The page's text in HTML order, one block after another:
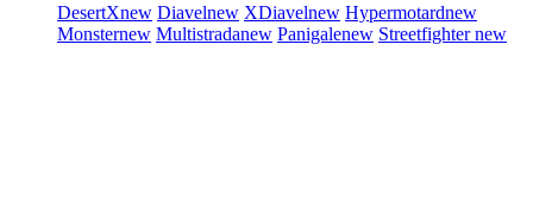
DesertXnew Diavelnew XDiavelnew Hypermotardnew
Monsternew Multistradanew Panigalenew Streetfighternew